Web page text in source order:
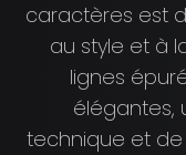
caractères est
au style et à
lignes
élégantes,
technique et de